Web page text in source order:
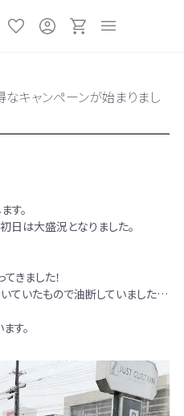
キャンペーンが始まりまし
す。
日は大盛況となりました。
きました！
ていたもので油断していました…
す。